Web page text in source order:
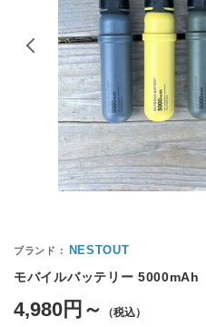
NESTOUT
モバイルバッテリー 5000mAh
4,980円～